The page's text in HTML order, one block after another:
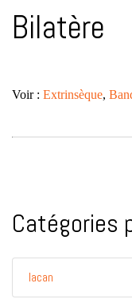
Bilatère
Voir : Extrinsèque,
Catégories
lacan